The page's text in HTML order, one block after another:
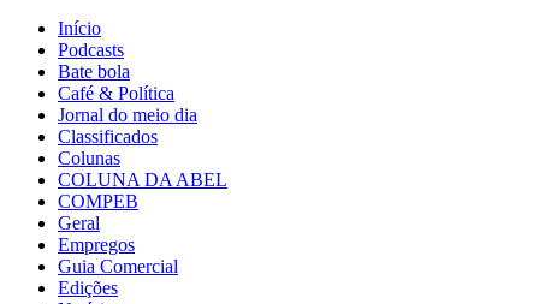
Início
Podcasts
Bate bola
Café & Política
Jornal do meio dia
Classificados
Colunas
COLUNA DA ABEL
COMPEB
Geral
Empregos
Guia Comercial
Edições